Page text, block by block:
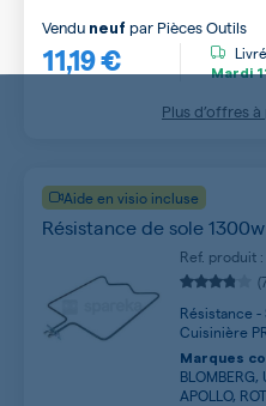
11,19 €
Vendu neuf par Pièces Outils
Mardi
Plus d’offres
Aide en visio incluse
Résistance de sole 1300w
Ref. produit
Résistance
Cuisinière
Marques
BLOMBERG,
APOLLO,